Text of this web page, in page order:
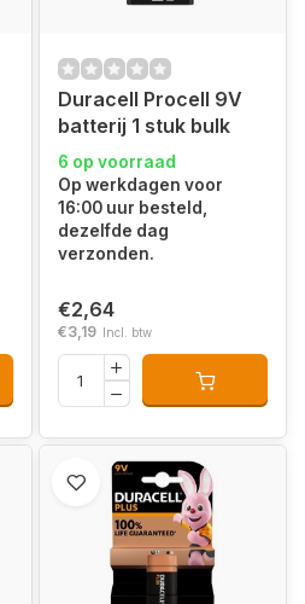
Duracell Procell 9V
batterij 1 stuk bulk
6 op voorraad
Op werkdagen voor
16:00 uur besteld,
dezelfde dag
verzonden.
€2,64
€3,19 Incl. btw